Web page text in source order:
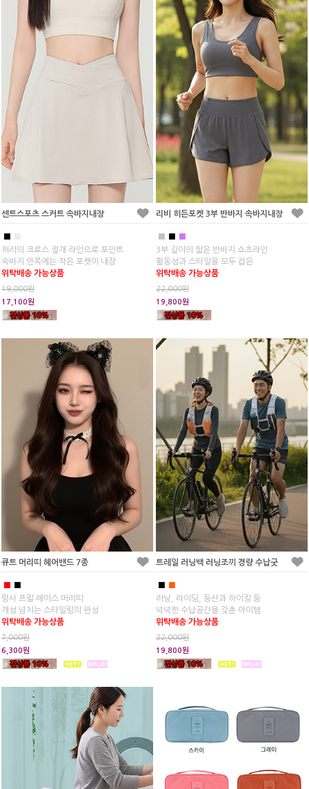
센트스포츠 스커트 속바지내장
■
허리의 크로스 절개 라인으로 포인트
속바지 안쪽에는 작은 포켓이 내장
위탁배송 가능상품
19,000원
17,100원
리비 히든포켓 3부 반바지 속바지내장
■ ■ ■
3부 길이의 짧은 반바지 쇼츠라인
활동성과 스타일을 모두 잡은
위탁배송 가능상품
22,000원
19,800원
큐트 머리띠 헤어밴드 7종
■ ■
망사 프릴 레이스 머리띠
개성 넘치는 스타일링의 완성
위탁배송 가능상품
7,000원
6,300원
트레일 러닝백 러닝조끼 경량 수납굿
■ ■
러닝, 라이딩, 등산과 하이킹 등
넉넉한 수납공간을 갖춘 아이템
위탁배송 가능상품
22,000원
19,800원